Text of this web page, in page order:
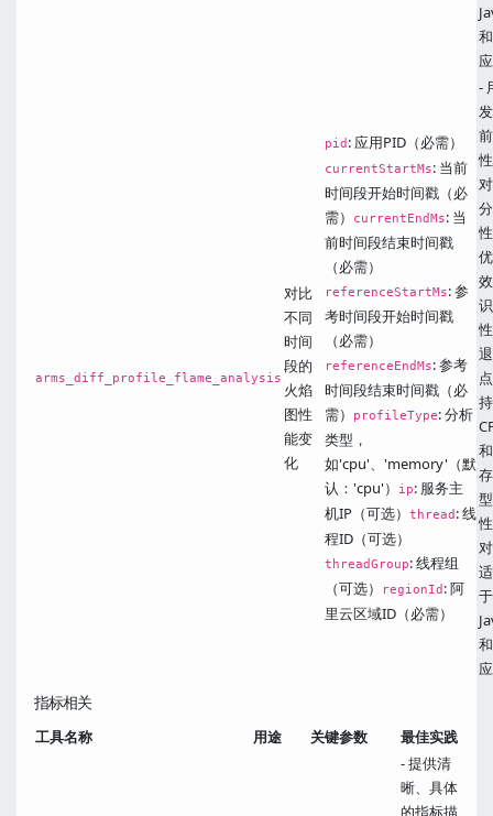
arms_diff_profile_flame_analysis
对比
不同
时间
段的
火焰
图性
能变
化
pid : 应用PID（必需）
currentStartMs: 当前
时间段开始时间戳（必
需）
currentEndMs: 当
前时间段结束时间戳
（必需）
referenceStartMs: 参
考时间段开始时间戳
（必需）
referenceEndMs: 参考
时间段结束时间戳（必
需）
profileType: 分析
类型，
如'cpu'、'memory'（默
认：'cpu'）
ip: 服务主
机IP（可选） thread : 线
程ID（可选）
threadGroup: 线程组
（可选）
regionId : 阿
里云区域ID（必需）
-
持
于
指标相关
工具名称 用途 关键参数 最佳实践
- 提供清
晰、具体
的指标描